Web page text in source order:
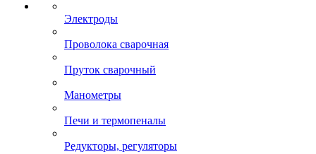
Электроды
Проволока сварочная
Пруток сварочный
Манометры
Печи и термопеналы
Редукторы, регуляторы